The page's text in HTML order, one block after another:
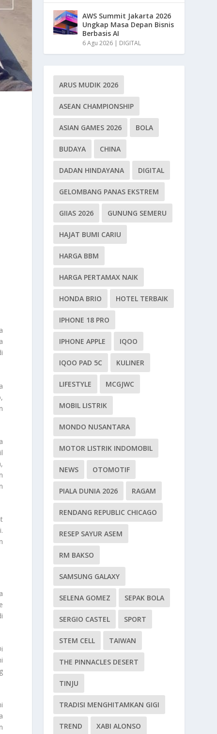
AWS Summit Jakarta 2026
Ungkap Masa Depan Bisnis
Berbasis AI
6 Agu 2026 | DIGITAL
ARUS MUDIK 2026
ASEAN CHAMPIONSHIP
ASIAN GAMES 2026 BOLA
BUDAYA CHINA
DADAN HINDAYANA DIGITAL
GELOMBANG PANAS EKSTREM
GIIAS 2026 GUNUNG SEMERU
HAJAT BUMI CARIU
HARGA BBM
HARGA PERTAMAX NAIK
HONDA BRIO HOTEL TERBAIK
IPHONE 18 PRO
IPHONE APPLE IQOO
IQOO PAD 5C KULINER
LIFESTYLE MCGJWC
MOBIL LISTRIK
MONDO NUSANTARA
MOTOR LISTRIK INDOMOBIL
NEWS OTOMOTIF
PIALA DUNIA 2026 RAGAM
RENDANG REPUBLIC CHICAGO
RESEP SAYUR ASEM
RM BAKSO
SAMSUNG GALAXY
SELENA GOMEZ SEPAK BOLA
SERGIO CASTEL SPORT
STEM CELL TAIWAN
THE PINNACLES DESERT
TINJU
TRADISI MENGHITAMKAN GIGI
TREND XABI ALONSO